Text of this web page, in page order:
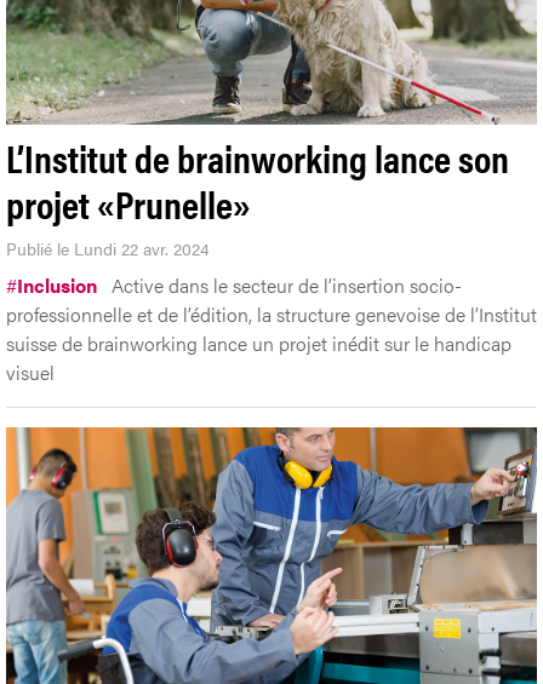
L’Institut de brainworking lance son
projet «Prunelle»
Publié le Lundi 22 avr. 2024
#Inclusion Active dans le secteur de l’insertion socio-
professionnelle et de l’édition, la structure genevoise de l’Institut
suisse de brainworking lance un projet inédit sur le handicap
visuel